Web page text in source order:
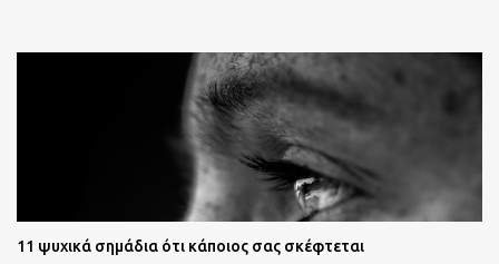
11 ψυχικά σημάδια ότι κάποιος σας σκέφτεται